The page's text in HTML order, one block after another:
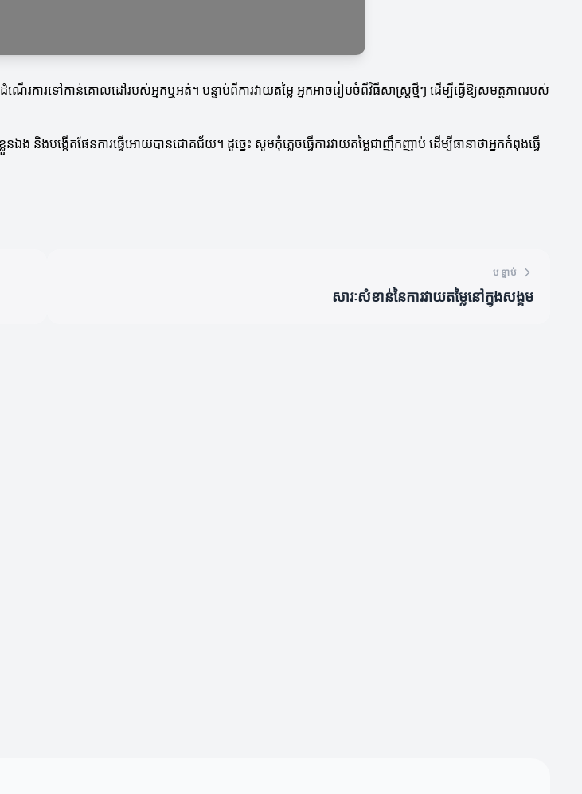
ណើរការទៅកាន់គោលដៅរបស់អ្នកឬអត់។ បន្ទាប់ពីការវាយតម្លៃ អ្នកអាចរៀបចំពីវិធីសាស្ត្រថ្មីៗ ដើម្បីធ្វើឱ្យសមត្ថភាពរបស់
និងបង្កើតផែនការធ្វើអោយបានជោគជ័យ។ ដូច្នេះ សូមកុំភ្លេចធ្វើការវាយតម្លៃជាញឹកញាប់ ដើម្បីធានាថាអ្នកកំពុងធ្វើ
បន្ទាប់
សារៈសំខាន់នៃការវាយតម្លៃនៅក្នុងសង្គម